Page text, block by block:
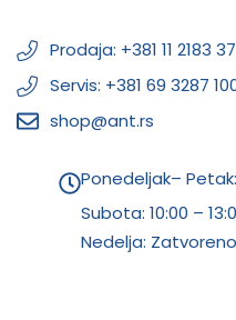
Prodaja: +381 11 2183
Servis: +381 69 3287
shop@ant.rs
Ponedeljak–
Subota: 10:00 –
Nedelja: Zatvoreno